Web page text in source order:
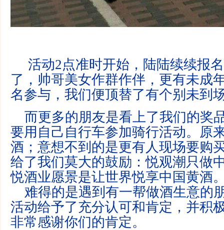
活动2点准时开始，陆陆续续报
了，帅哥美女作群作伴，更有未成
名参与，我们便顶替了有个别未到
而更多的朋友是看上了我们的奖
要用自己自行车参加骑行活动。原
酒；意想不到的是更有人现场要购
给了我们莫大的鼓励：悦观潮只做
悦酒业愿景是让世界悦享中国黄酒
难得的是遇到有一帮做酒生意的
活动给予了充分认可和肯定，并积
非常感谢你们的肯定。